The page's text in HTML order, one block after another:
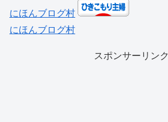
にほんブログ村
にほんブログ村
スポンサーリンク